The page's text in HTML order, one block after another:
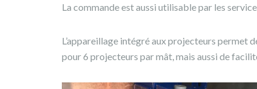
La commande est aussi utilisable par les
L’appareillage intégré aux projecteurs permet
pour 6 projecteurs par mât, mais aussi de